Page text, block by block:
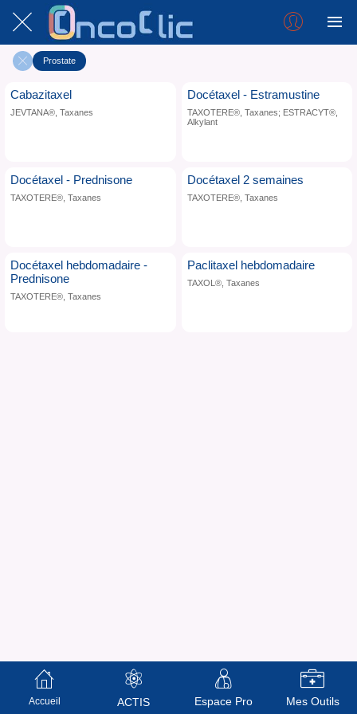
Prostate
Cabazitaxel
JEVTANA®, Taxanes
Docétaxel - Estramustine
TAXOTERE®, Taxanes; ESTRACYT®,
Alkylant
Docétaxel - Prednisone
TAXOTERE®, Taxanes
Docétaxel 2 semaines
TAXOTERE®, Taxanes
Docétaxel hebdomadaire -
Prednisone
TAXOTERE®, Taxanes
Paclitaxel hebdomadaire
TAXOL®, Taxanes
Accueil ACTIS Espace Pro Mes Outils